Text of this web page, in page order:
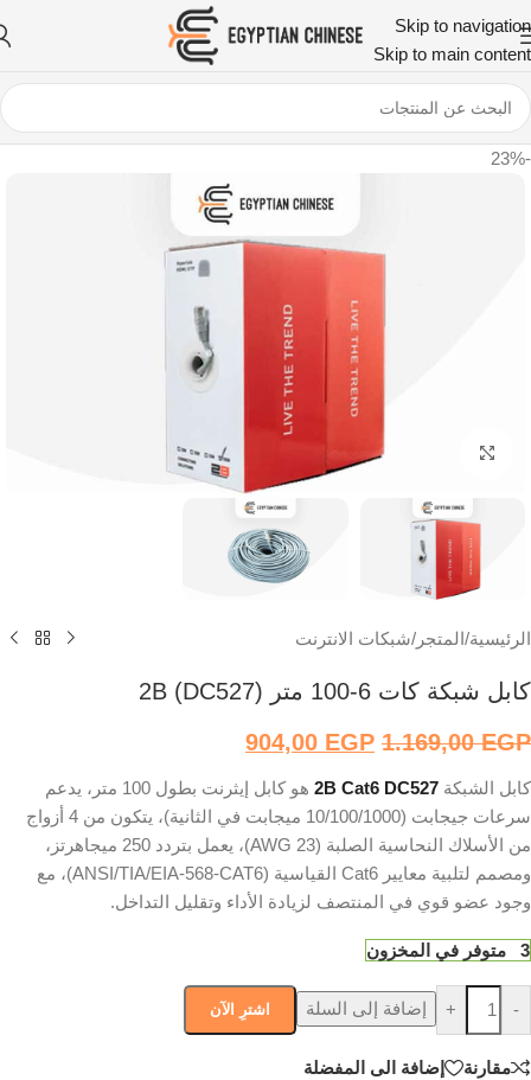
Skip to navigation
Skip to main content
-23%
اضغط للتكبير
الرئيسية/المتجر /شبكات الانترنت
كابل شبكة كات 6-100 متر 2B (DC527)
1.169,00EGP
904,00 EGP
كابل الشبكة 2B Cat6 DC527
هو كابل إيثرنت بطول 100 متر، يدعم
سرعات جيجابت (10/100/1000 ميجابت في الثانية)، يتكون من 4 أزواج
من الأسلاك النحاسية الصلبة (23 AWG)، يعمل بتردد 250 ميجاهرتز،
ومصمم لتلبية معايير Cat6 القياسية (ANSI/TIA/EIA-568-CAT6)، مع
وجود عضو قوي في المنتصف لزيادة الأداء وتقليل التداخل.
3 متوفر في المخزون
-
+ إضافة إلى السلة اشترِ الآن
مقارنة إضافة الى المفضلة